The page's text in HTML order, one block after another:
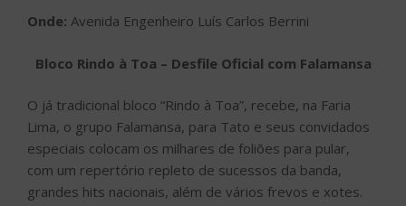
Onde: Avenida Engenheiro Luís Carlos Berrini
Bloco Rindo à Toa – Desfile Oficial com Falamansa
O já tradicional bloco “Rindo à Toa”, recebe, na Faria
Lima, o grupo Falamansa, para Tato e seus convidados
especiais colocam os milhares de foliões para pular,
com um repertório repleto de sucessos da banda,
grandes hits nacionais, além de vários frevos e xotes.